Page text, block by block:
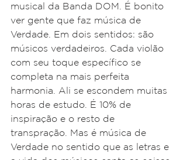
musical da Banda DOM. É bonito
ver gente que faz música de
Verdade. Em dois sentidos: são
músicos verdadeiros. Cada violão
com seu toque específico se
completa na mais perfeita
harmonia. Ali se escondem muitas
horas de estudo. É 10% de
inspiração e o resto de
transpração. Mas é música de
Verdade no sentido que as letras e